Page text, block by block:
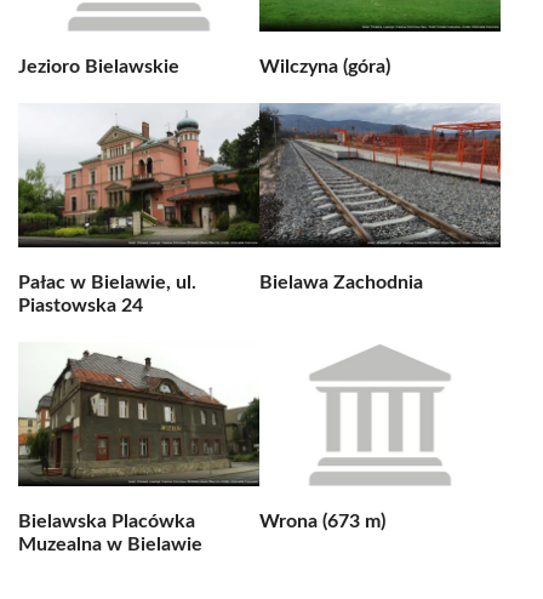
Jezioro Bielawskie Wilczyna (góra)
Pałac w Bielawie, ul.
Piastowska 24
Bielawa Zachodnia
Bielawska Placówka
Muzealna w Bielawie
Wrona (673 m)